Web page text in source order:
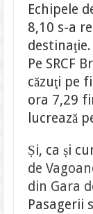
Echipele
8,10 s-a
destinaţie.
Pe SRCF
căzuţi pe
ora 7,29
lucrează
Și, ca și
de
din Gara
Pasagerii